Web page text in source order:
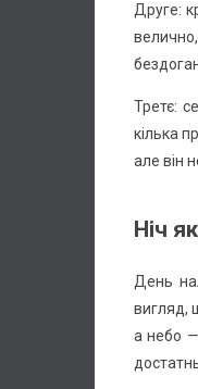
Друге:
Третє:
кілька
але він
Ніч
День
вигляд,
а небо —